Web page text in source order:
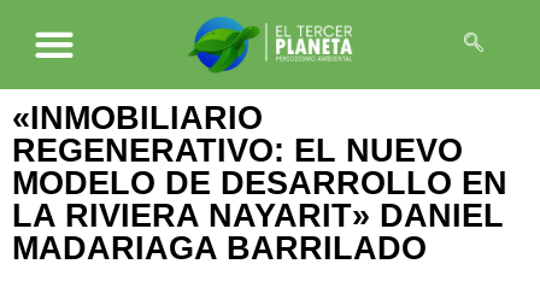
«INMOBILIARIO
REGENERATIVO: EL NUEVO
MODELO DE DESARROLLO EN
LA RIVIERA NAYARIT» DANIEL
MADARIAGA BARRILADO